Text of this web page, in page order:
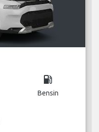
local_gas_station
Bensin